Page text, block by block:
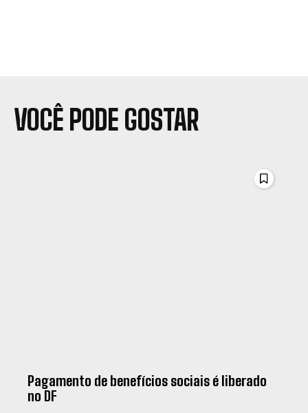
VOCÊ PODE GOSTAR
Pagamento de benefícios sociais é liberado
no DF